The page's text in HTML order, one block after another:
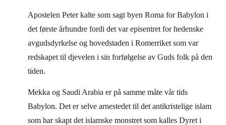
Apostelen Peter kalte som sagt byen Roma for Babylon i
det første århundre fordi det var episentret for hedenske
avgudsdyrkelse og hovedstaden i Romerriket som var
redskapet til djevelen i sin forfølgelse av Guds folk på den
tiden.
Mekka og Saudi Arabia er på samme måte vår tids
Babylon. Det er selve arnestedet til det antikristelige islam
som har skapt det islamske monstret som kalles Dyret i